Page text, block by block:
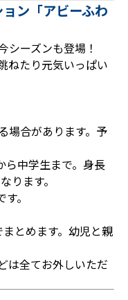
ン「アビーふわ
シーズンも登場！
ねたり元気いっぱい
場合があります。予
ら中学生まで。身長
ります。
す。
とめます。幼児と親
全てお外しいただ